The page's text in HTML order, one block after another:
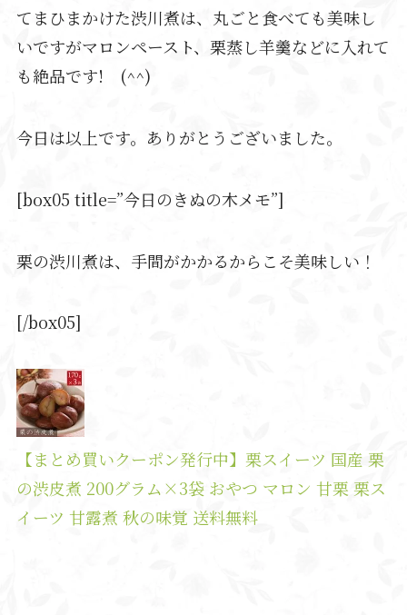
てまひまかけた渋川煮は、丸ごと食べても美味し
いですがマロンペースト、栗蒸し羊羹などに入れて
も絶品です! (^^)
今日は以上です。ありがとうございました。
[box05 title=”今日のきぬの木メモ”]
栗の渋川煮は、手間がかかるからこそ美味しい！
[/box05]
【まとめ買いクーポン発行中】栗スイーツ 国産 栗
の渋皮煮 200グラム×3袋 おやつ マロン 甘栗 栗ス
イーツ 甘露煮 秋の味覚 送料無料